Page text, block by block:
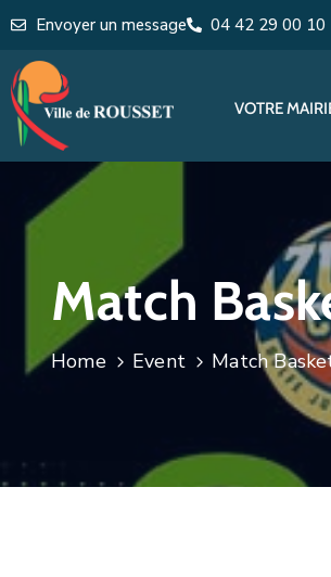
Envoyer un message 04 42 29 00 10
VOTRE
Match
Home Event Match